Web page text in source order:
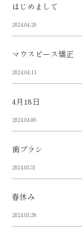
はじめまして
2024.04.20
マウスピース矯正
2024.04.11
4月18日
2024.04.06
歯ブラシ
2024.03.31
春休み
2024.03.28